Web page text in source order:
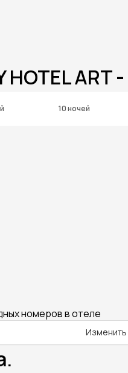
ART
10 ночей
номеров в отеле
Изменить